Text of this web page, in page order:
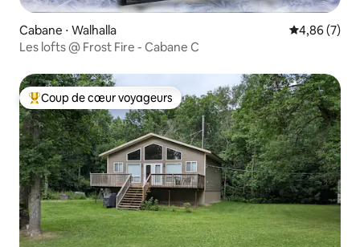
Cabane ⋅ Walhalla Évaluation
4,86 (7)
Les lofts @ Frost Fire - Cabane C
Coups de cœur voyageurs les plus appréciés
Coup de cœur voyageurs